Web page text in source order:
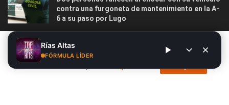
contra una furgoneta de mantenimiento en la A-
6 a su paso por Lugo
Las 12 playas gallegas con Bandera Azul menos
masificadas para disfrutar este verano
Rías Altas
FÓRMULA LÍDER
Este sitio web utiliza cookies. Al continuar utilizando este sitio
web, usted da su consentimiento para el uso de cookies. Visite